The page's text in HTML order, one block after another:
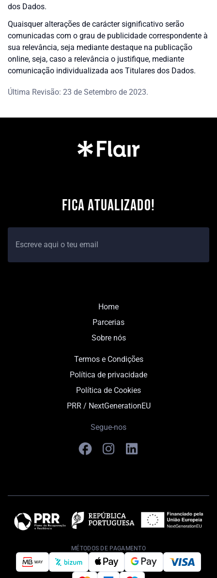
dos Dados.
Quaisquer alterações de carácter significativo serão
comunicadas com o grau de publicidade correspondente à
sua relevância, seja mediante destaque na publicação
online, seja, caso a relevância o justifique, mediante
comunicação individualizada aos Titulares dos Dados.
Última Revisão: 23 de Setembro de 2023.
FICA ATUALIZADO!
Home
Parcerias
Sobre nós
Termos e Condições
Política de privacidade
Política de Cookies
PRR / NextGenerationEU
Segue-nos
MÉTODOS DE PAGAMENTO